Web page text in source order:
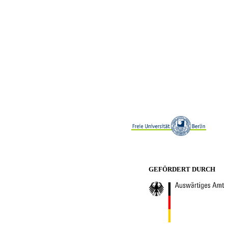
GEFÖRDERT DURCH